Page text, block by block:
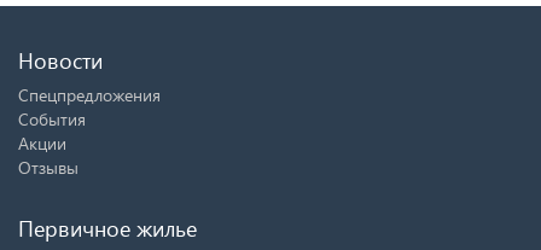
Новости
Спецпредложения
События
Акции
Отзывы
Первичное жилье